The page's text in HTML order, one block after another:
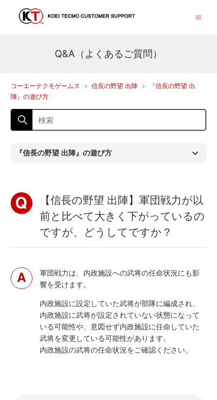
Q&A（よくあるご質問）
コーエーテクモゲームス 信長の野望 出陣
『信長の野望 出
陣』の遊び方
『信長の野望 出陣』の遊び方
【信長の野望 出陣】軍団戦力が以
前と比べて大きく下がっているの
ですが、どうしてですか？
軍団戦力は、内政施設への武将の任命状況にも影
響を受けます。
内政施設に設定していた武将が部隊に編成され、
内政施設に武将が設定されていない状態になって
いる可能性や、意図せず内政施設に任命していた
武将を変更している可能性があります。
内政施設の武将の任命状況をご確認ください。